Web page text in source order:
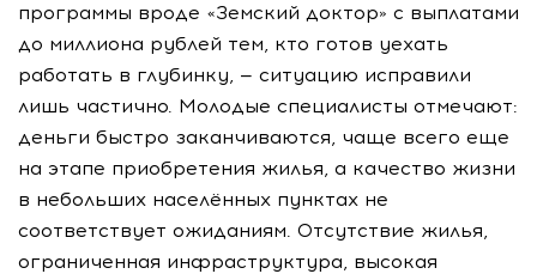
программы вроде «Земский доктор» с выплатами
до миллиона рублей тем, кто готов уехать
работать в глубинку, — ситуацию исправили
лишь частично. Молодые специалисты отмечают:
деньги быстро заканчиваются, чаще всего еще
на этапе приобретения жилья, а качество жизни
в небольших населённых пунктах не
соответствует ожиданиям. Отсутствие жилья,
ограниченная инфраструктура, высокая